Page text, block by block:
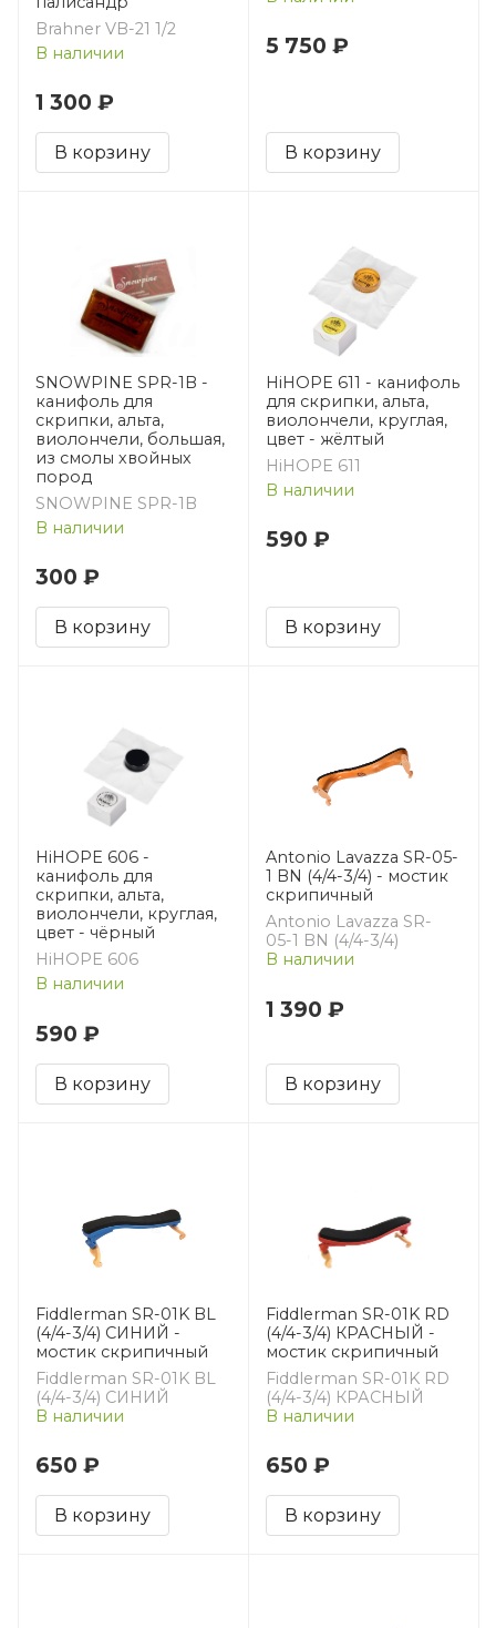
Brahner VB-21 1/2
В наличии
1 300 ₽
В корзину
5 750 ₽
В корзину
SNOWPINE SPR-1B -
канифоль для
скрипки, альта,
виолончели, большая,
из смолы хвойных
пород
SNOWPINE SPR-1B
В наличии
300 ₽
В корзину
HiHOPE 611 - канифоль
для скрипки, альта,
виолончели, круглая,
цвет - жёлтый
HiHOPE 611
В наличии
590 ₽
В корзину
HiHOPE 606 -
канифоль для
скрипки, альта,
виолончели, круглая,
цвет - чёрный
HiHOPE 606
В наличии
590 ₽
В корзину
Antonio Lavazza SR-05-
1 BN (4/4-3/4) - мостик
скрипичный
Antonio Lavazza SR-
05-1 BN (4/4-3/4)
В наличии
1 390 ₽
В корзину
Fiddlerman SR-01K BL
(4/4-3/4) СИНИЙ -
мостик скрипичный
Fiddlerman SR-01K BL
(4/4-3/4) СИНИЙ
В наличии
650 ₽
В корзину
Fiddlerman SR-01K RD
(4/4-3/4) КРАСНЫЙ -
мостик скрипичный
Fiddlerman SR-01K RD
(4/4-3/4) КРАСНЫЙ
В наличии
650 ₽
В корзину